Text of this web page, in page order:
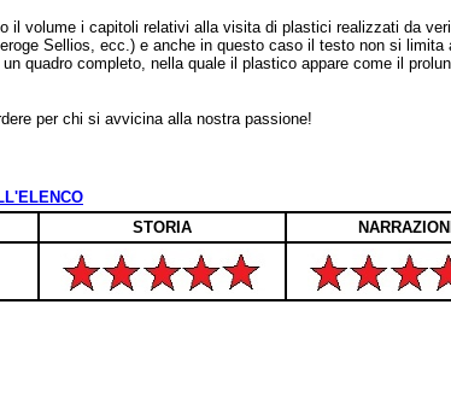
il volume i capitoli relativi alla visita di plastici realizzati da
Sellios, ecc.) e anche in questo caso il testo non si
quadro completo, nella quale il plastico appare come il
per chi si avvicina alla nostra passione!
STORIA